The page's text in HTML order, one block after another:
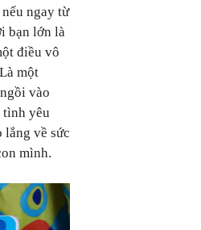
ngay từ
bạn lớn là
điều vô
một
vào
tình yêu
về sức
mình.